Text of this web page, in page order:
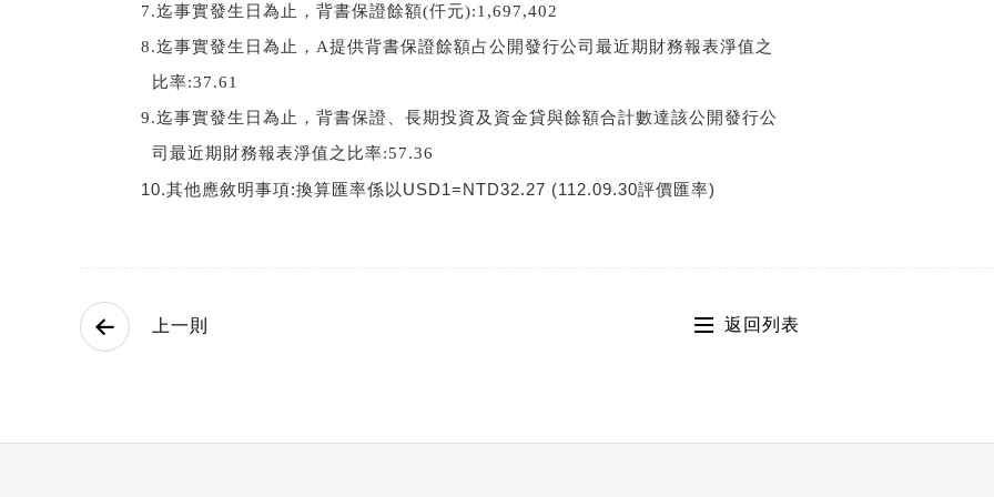
7.迄事實發生日為止，背書保證餘額(仟元):1,697,402
8.迄事實發生日為止，A提供背書保證餘額占公開發行公司最近期財務報表淨值之
比率:37.61
9.迄事實發生日為止，背書保證、長期投資及資金貸與餘額合計數達該公開發行公
司最近期財務報表淨值之比率:57.36
10.其他應敘明事項:換算匯率係以 USD1=NTD32.27 (112.09.30評價匯率)
上一則 返回列表